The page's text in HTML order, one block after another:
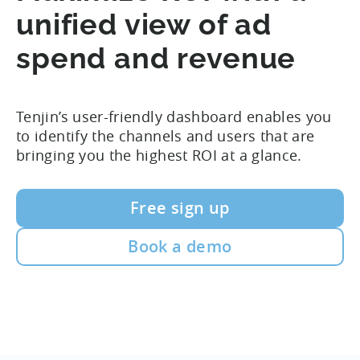
unified view of ad
spend and revenue
Tenjin’s user-friendly dashboard enables you
to identify the channels and users that are
bringing you the highest ROI at a glance.
Free sign up
Book a demo